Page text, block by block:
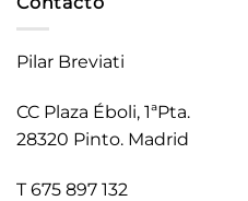
Pilar Breviati
CC Plaza Éboli, 1ªPta.
28320 Pinto. Madrid
T 675 897 132